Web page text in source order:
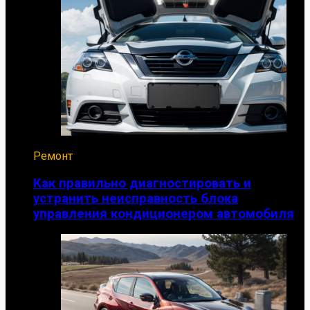
Ремонт
Как правильно диагностировать и
устранить неисправность блока
управления кондиционером автомобиля